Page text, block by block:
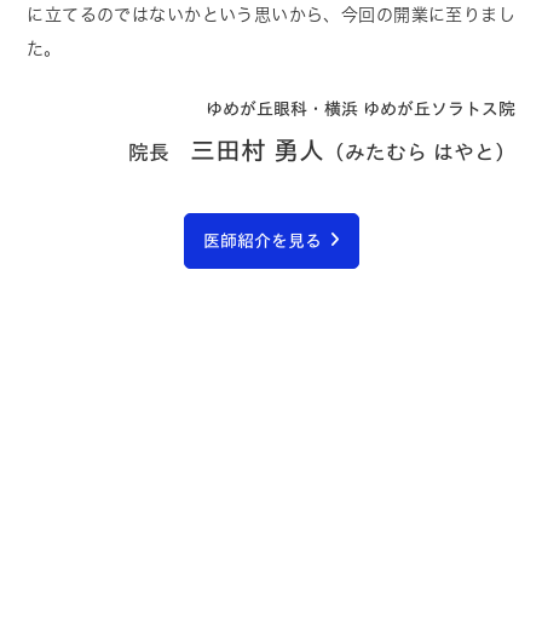
に立てるのではないかという思いから、今回の開業に至りまし
た。
ゆめが丘眼科・横浜 ゆめが丘ソラトス院
院長 三田村 勇人 （みたむら はやと）
医師紹介を見る